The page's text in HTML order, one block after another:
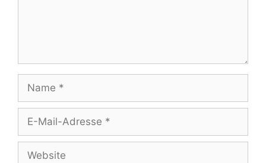
Name
Adresse
Website